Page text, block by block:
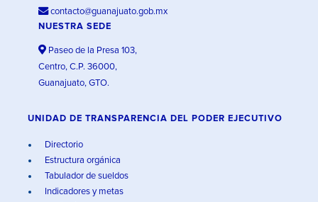
contacto@guanajuato.gob.mx
NUESTRA SEDE
Paseo de la Presa 103,
Centro, C.P. 36000,
Guanajuato, GTO.
UNIDAD DE TRANSPARENCIA DEL PODER EJECUTIVO
Directorio
Estructura orgánica
Tabulador de sueldos
Indicadores y metas